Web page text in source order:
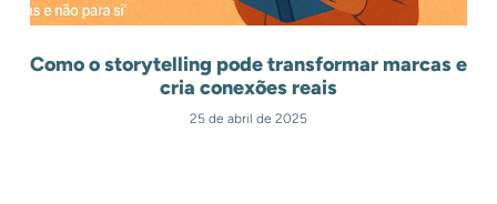
Como o storytelling pode transformar marcas e
cria conexões reais
25 de abril de 2025